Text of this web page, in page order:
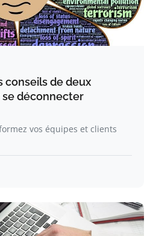
conseils de deux
déconnecter
vos équipes et clients